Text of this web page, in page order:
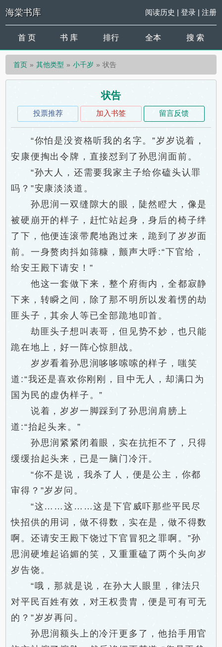
海棠书库 阅读历史 | 登录| 注册
首 页 书 库 排行 全本 搜 索
首页 其他类型 小千岁 状告
状告
投票推荐 加入书签 留言反馈
“你怕是没资格听我的名字。”岁岁说着，
安康便掏出令牌，直接怼到了孙思润面前。
“孙大人，还需要我家主子给你磕头认罪
吗？”安康淡淡道。
孙思润一双缝隙大的眼，陡然瞪大，像是
被硬崩开的样子，赶忙站起身，身后的椅子绊
了下，他便连滚带爬地跑过来，跪到了岁岁面
前。一身赘肉抖如筛糠，颤声大呼:“下官给，
给安王殿下请安！”
他这一套做下来，整个府衙内，全都寂静
下来，转瞬之间，除了那不明所以发着愣的劫
匪头子，其余人等已全部跪地叩首。
劫匪头子想叫表哥，但见势不妙，也只能
跪在地上，好一阵心惊胆战。
岁岁看着孙思润哆哆嗦嗦的样子，嗤笑
道:“我还是喜欢你刚刚，目中无人，却满口为
国为民的虚伪样子。”
说着，岁岁一脚踩到了孙思润肩膀上
道:“抬起头来。”
孙思润紧紧闭着眼，实在抗拒不了，只得
缓缓抬起头来，已是一脑门冷汗。
“你不是说，我杀了人，便是公主，你都
审得？”岁岁问。
“这……这……这是下官威吓那些平民尽
快招供的用词，做不得数，实在是，做不得数
啊。还请安王殿下饶过下官冒犯之罪啊。”孙
思润硬堆起谄媚的笑，又重重磕了两个头向岁
岁告饶。
“哦，那就是说，在孙大人眼里，律法只
对平民百姓有效，对王权贵胄，便是可有可无
的？”岁岁再问。
孙思润额头上的冷汗更多了，他抬手用官